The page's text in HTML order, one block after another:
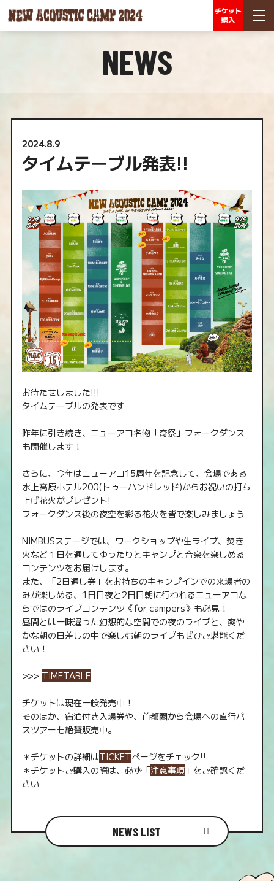
チケット
購入
NEWS
2024.8.9
タイムテーブル発表!!
お待たせしました!!!
タイムテーブルの発表です
昨年に引き続き、ニューアコ名物「奇祭」フォークダンス
も開催します！
さらに、今年はニューアコ15周年を記念して、会場である
水上高原ホテル200(トゥーハンドレッド)からお祝いの打ち
上げ花火がプレゼント!
フォークダンス後の夜空を彩る花火を皆で楽しみましょう
NIMBUSステージでは、ワークショップや生ライブ、焚き
火など１日を通してゆったりとキャンプと音楽を楽しめる
コンテンツをお届けします。
また、「2日通し券」をお持ちのキャンプインでの来場者の
みが楽しめる、1日目夜と2日目朝に行われるニューアコな
らではのライブコンテンツ《for campers》も必見！
昼間とは一味違った幻想的な空間での夜のライブと、爽や
かな朝の日差しの中で楽しむ朝のライブもぜひご堪能くだ
さい！
>>> TIMETABLE
チケットは現在一般発売中！
そのほか、宿泊付き入場券や、首都圏から会場への直行バ
スツアーも絶賛販売中。
＊チケットの詳細はTICKETページをチェック!!
＊チケットご購入の際は、必ず「注意事項 」をご確認くだ
さい
NEWS LIST